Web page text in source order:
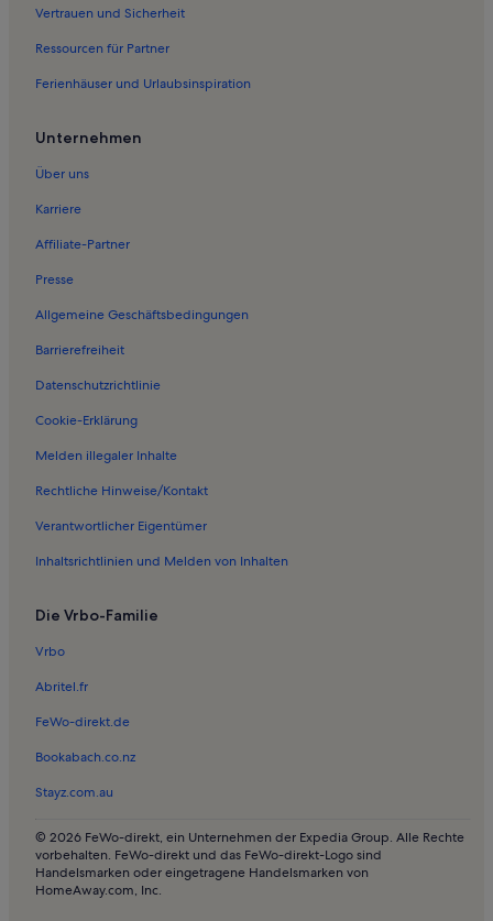
Ferienwohnungen in Kosta
Ferienwohnungen in Theater in Epidauros
Ferienwohnungen in Kalamáki
Ferienwohnungen in Thermisia
Ferienwohnungen in Strand von Dardiza
Ferienwohnungen in Lepitsa
Ferienwohnungen in Salantí Strand
Ferienwohnungen in Ermioni
Ferienwohnungen in Iria
Ferienwohnungen in Jachthafen von Ermionida
Ferienwohnungen in Vagionia
Villen in Epidaurus
Villen in Nafplio
Ferienunterkünfte mit Pool in Nafplio
Ferienwohnungen und Apartments in Nafplio
Longstay in Nafplio
Vertrauen und Sicherheit
Ressourcen für Partner
Ferienhäuser und Urlaubsinspiration
Unternehmen
Über uns
Karriere
Affiliate-Partner
Presse
Allgemeine Geschäftsbedingungen
Barrierefreiheit
Datenschutzrichtlinie
Cookie-Erklärung
Melden illegaler Inhalte
Rechtliche Hinweise/Kontakt
Verantwortlicher Eigentümer
Inhaltsrichtlinien und Melden von Inhalten
Die Vrbo-Familie
Vrbo
Abritel.fr
FeWo-direkt.de
Bookabach.co.nz
Stayz.com.au
© 2026 FeWo-direkt, ein Unternehmen der Expedia Group. Alle Rechte
vorbehalten. FeWo-direkt und das FeWo-direkt-Logo sind
Handelsmarken oder eingetragene Handelsmarken von
HomeAway.com, Inc.